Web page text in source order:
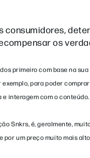
os
primeiro com base na
para poder
interagem com o conteúdo.
Snkrs, é, geralmente,
um preço muito mais